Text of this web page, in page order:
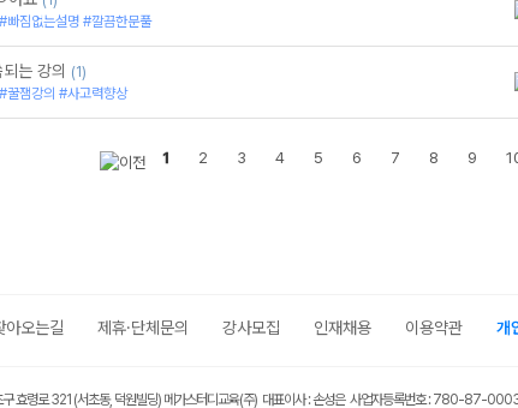
[수학(상)] Math Core 실전개념과 유형의 1:1 매칭
[수학(상)] Math Core 실전개념과 유형의 1:1 매
[수학(상)] Math Core 실전개념과 유형의 1:1 매
[수학l] Math Core 실전개념과 유형의 1:1 매칭 -
[수학(상)] Math Core 실전개념과 유형의 1:1 매
[수학l] Math Core 실전개념과 유형의 1:1 매칭 -
[수학l] Math Core 실전개념과 유형의 1:1 매칭 -
빠짐없는설명 #깔끔한문풀
는 강의 (1)
꿀잼강의 #사고력향상
1 2 3 4 5 6 7 8 9
아오는길 제휴·단체문의 강사모집 인재채용 이용약관 개
효령로 321 (서초동, 덕원빌딩) 메가스터디교육(주) 대표이사 : 손성은 사업자등록번호 : 780-87-